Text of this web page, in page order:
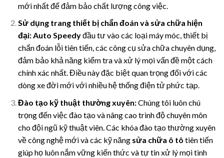
mới nhất để đảm bảo chất lượng công việc.
Sử dụng trang thiết bị chẩn đoán và sửa chữa hiện
đại:Auto Speedyđầu tư vào các loại máy móc, thiết bị
chẩn đoán lỗi tiên tiến, các công cụ sửa chữa chuyên dụng,
đảm bảo khả năng kiểm tra và xử lý mọi vấn đề một cách
chính xác nhất. Điều này đặc biệt quan trọng đối với các
dòng xe đời mới với nhiều hệ thống điện tử phức tạp.
Đào tạo kỹ thuật thường xuyên:Chúng tôi luôn chú
trọng đến việc đào tạo và nâng cao trình độ chuyên môn
cho đội ngũ kỹ thuật viên. Các khóa đào tạo thường xuyên
về công nghệ mới và các kỹ năng sửa chữa ô tô tiên tiến
giúp họ luôn nắm vững kiến thức và tự tin xử lý mọi tình